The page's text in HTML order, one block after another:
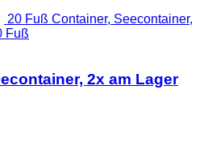
20 Fuß Container, Seecontainer,
Fuß
2x am Lager